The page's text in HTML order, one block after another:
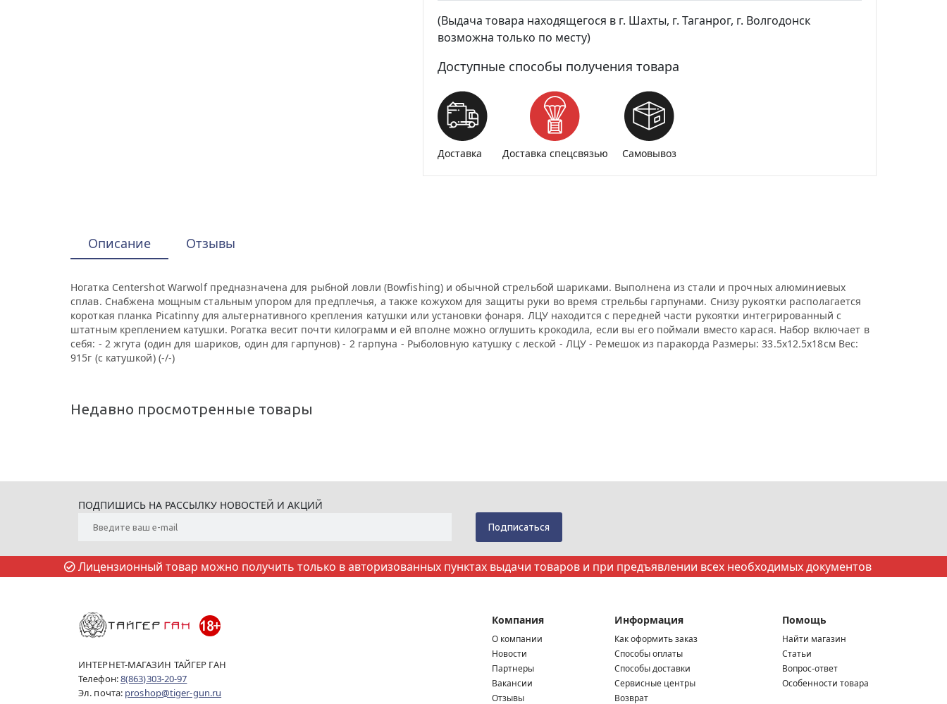
(Выдача товара находящегося в г. Шахты, г. Таганрог, г. Волгодонск
возможна только по месту)
Доступные способы получения товара
Доставка Доставка спецсвязью Самовывоз
Описание Отзывы
Hогатка Centershot Warwolf предназначена для рыбной ловли (Bowfishing) и обычной стрельбой шариками. Выполнена из стали и прочных алюминиевых
сплав. Снабжена мощным стальным упором для предплечья, а также кожухом для защиты руки во время стрельбы гарпунами. Снизу рукоятки располагается
короткая планка Picatinny для альтернативного крепления катушки или установки фонаря. ЛЦУ находится с передней части рукоятки интегрированный с
штатным креплением катушки. Рогатка весит почти килограмм и ей вполне можно оглушить крокодила, если вы его поймали вместо карася. Набор включает в
себя: - 2 жгута (один для шариков, один для гарпунов) - 2 гарпуна - Рыболовную катушку с леской - ЛЦУ - Ремешок из паракорда Размеры: 33.5х12.5х18см Вес:
915г (с катушкой) (-/-)
Недавно просмотренные товары
ПОДПИШИСЬ НА РАССЫЛКУ НОВОСТЕЙ И АКЦИЙ
Лицензионный товар можно получить только в авторизованных пунктах выдачи товаров и при предъявлении всех необходимых документов
ИНТЕРНЕТ-МАГАЗИН ТАЙГЕР ГАН
Телефон:8(863)303-20-97
Эл. почта: proshop@tiger-gun.ru
Компания
О компании
Новости
Партнеры
Вакансии
Отзывы
Информация
Как оформить заказ
Способы оплаты
Способы доставки
Сервисные центры
Возврат
Помощь
Найти магазин
Статьи
Вопрос-ответ
Особенности товара